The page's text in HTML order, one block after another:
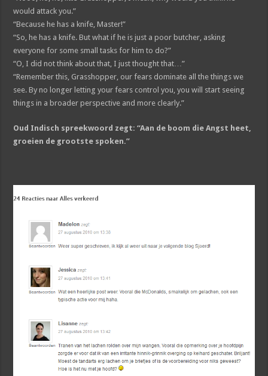
would attack you.”
“Because he has a knife, Master!”
“So, he has a knife. But what if he is just a poor butcher, asking
everyone for some small tasks for him to do?”
“O, I did not think about that, I just thought that…”
“Remember this, Grasshopper, our fears dominate all the things we
see. By no longer letting your fears control you, you will start seeing
things in a broader perspective and more clearly.”
Oud Indisch spreekwoord zegt: “Aan de boom die Angst heet,
groeien de grootste spoken.”